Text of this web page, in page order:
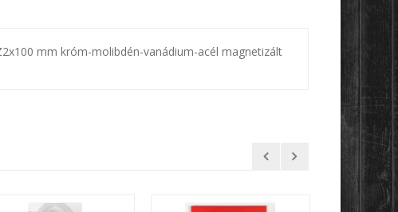
mm króm-molibdén-vanádium-acél magnetizált